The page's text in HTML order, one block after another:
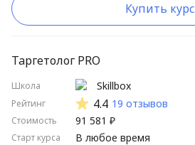
Купить курс
Таргетолог PRO
Школа
Рейтинг
Стоимость
Старт курса
Skillbox
4.4 19 отзывов
91 581 ₽
В любое время